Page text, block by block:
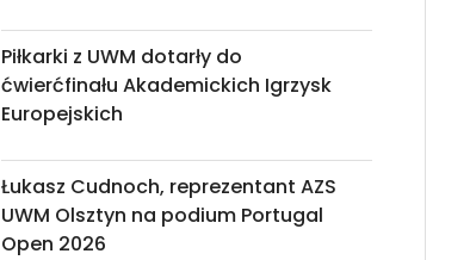
Piłkarki z UWM dotarły do
ćwierćfinału Akademickich Igrzysk
Europejskich
Łukasz Cudnoch, reprezentant AZS
UWM Olsztyn na podium Portugal
Open 2026